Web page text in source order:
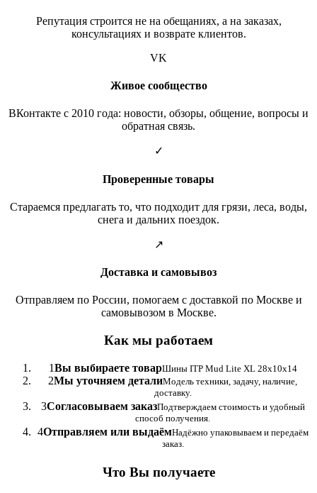
Репутация строится не на обещаниях, а на заказах,
консультациях и возврате клиентов.
VK
Живое сообщество
ВКонтакте с 2010 года: новости, обзоры, общение, вопросы и
обратная связь.
✓
Проверенные товары
Стараемся предлагать то, что подходит для грязи, леса, воды,
снега и дальних поездок.
↗
Доставка и самовывоз
Отправляем по России, помогаем с доставкой по Москве и
самовывозом в Москве.
Как мы работаем
1Вы выбираете товарШины ITP Mud Lite XL 28x10x14
2Мы уточняем деталиМодель техники, задачу, наличие,
доставку.
3Согласовываем заказПодтверждаем стоимость и удобный
способ получения.
4Отправляем или выдаёмНадёжно упаковываем и передаём
заказ.
Что Вы получаете